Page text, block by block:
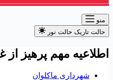
منو
حالت تاریک حالت نور
اطلاعیه مهم پرهیز
شهرداری ماکلوان